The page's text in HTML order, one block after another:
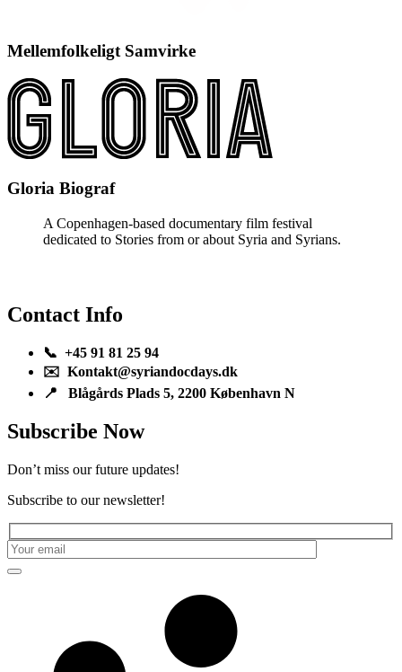
Mellemfolkeligt Samvirke
Gloria Biograf
A Copenhagen-based documentary film festival
dedicated to Stories from or about Syria and Syrians.
Contact Info
📞 +45 91 81 25 94
✉️ Kontakt@syriandocdays.dk
📍 Blågårds Plads 5, 2200 København N
Subscribe Now
Don’t miss our future updates!
Subscribe to our newsletter!